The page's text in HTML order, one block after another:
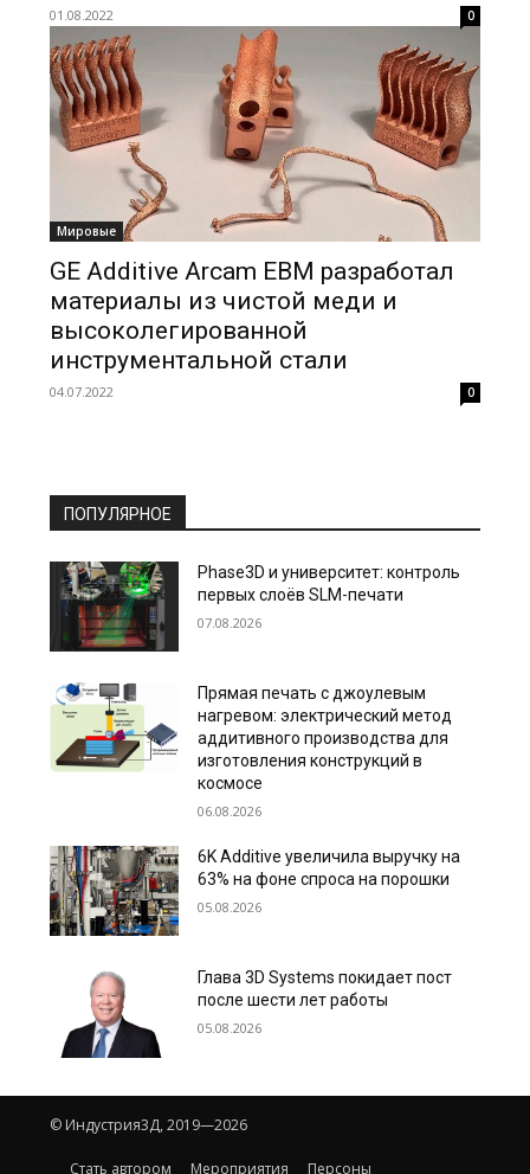
01.08.2022 0
Мировые
GE Additive Arcam EBM разработал
материалы из чистой меди и
высоколегированной
инструментальной стали
04.07.2022 0
ПОПУЛЯРНОЕ
Phase3D и университет: контроль
первых слоёв SLM-печати
07.08.2026
Прямая печать с джоулевым
нагревом: электрический метод
аддитивного производства для
изготовления конструкций в
космосе
06.08.2026
6K Additive увеличила выручку на
63% на фоне спроса на порошки
05.08.2026
Глава 3D Systems покидает пост
после шести лет работы
05.08.2026
© Индустрия3Д, 2019—2026
Стать автором Мероприятия Персоны